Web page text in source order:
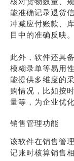
能准确记录退货
冲减应付账款、
目中的准确反映。
此外，软件还具
模糊录单等易用
能提供多维度的
购情况，比如按
量等，为企业优
销售管理功能
该软件在销售管
记账时核算销售